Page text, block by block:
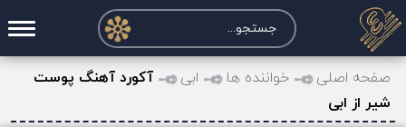
صفحه اصلی
درخواست آکورد
صفحه اصلی خواننده ها ابی
آکورد آهنگ پوست
شیر از ابی